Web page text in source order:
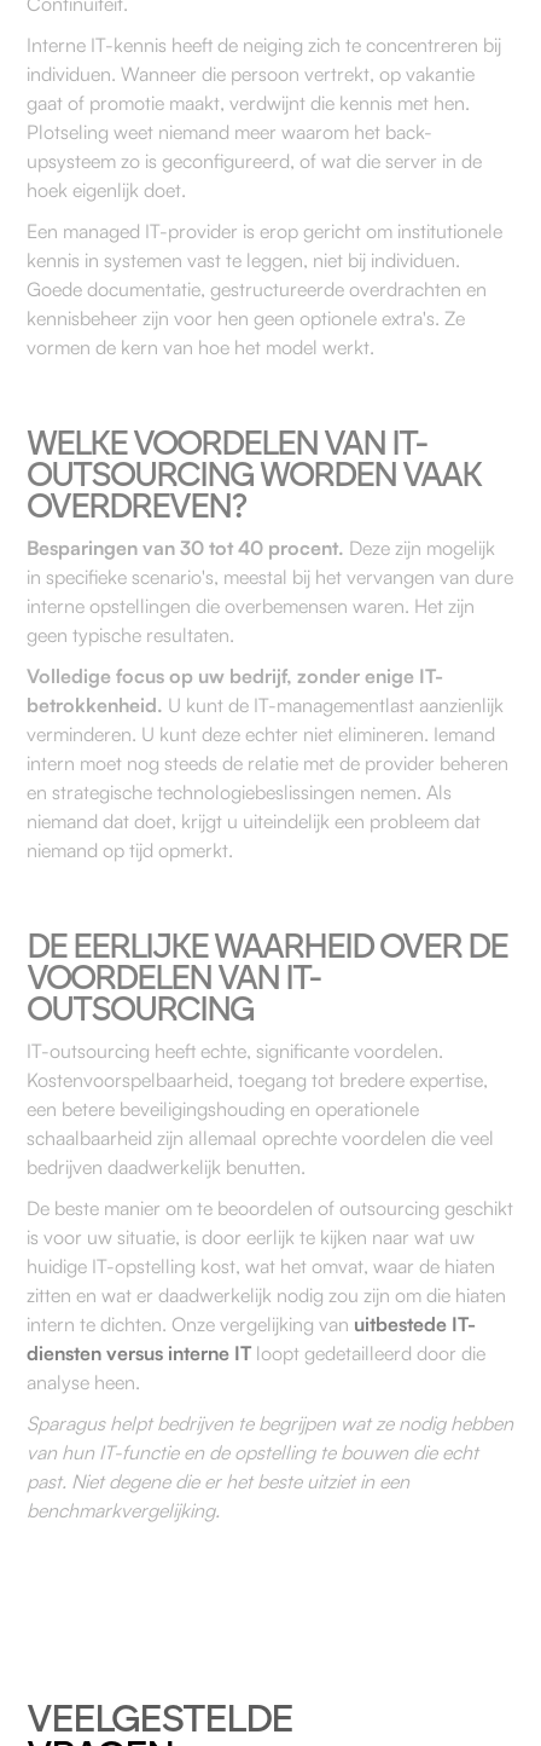
Interne IT-kennis heeft de neiging zich te concentreren bij
individuen. Wanneer die persoon vertrekt, op vakantie
gaat of promotie maakt, verdwijnt die kennis met hen.
Plotseling weet niemand meer waarom het back-
upsysteem zo is geconfigureerd, of wat die server in de
hoek eigenlijk doet.
Een managed IT-provider is erop gericht om institutionele
kennis in systemen vast te leggen, niet bij individuen.
Goede documentatie, gestructureerde overdrachten en
kennisbeheer zijn voor hen geen optionele extra's. Ze
vormen de kern van hoe het model werkt.
WELKE VOORDELEN VAN IT-
OUTSOURCING WORDEN VAAK
OVERDREVEN?
Besparingen van 30 tot 40 procent. Deze zijn mogelijk
in specifieke scenario's, meestal bij het vervangen van dure
interne opstellingen die overbemensen waren. Het zijn
geen typische resultaten.
Volledige focus op uw bedrijf, zonder enige IT-
betrokkenheid. U kunt de IT-managementlast aanzienlijk
verminderen. U kunt deze echter niet elimineren. Iemand
intern moet nog steeds de relatie met de provider beheren
en strategische technologiebeslissingen nemen. Als
niemand dat doet, krijgt u uiteindelijk een probleem dat
niemand op tijd opmerkt.
DE EERLIJKE WAARHEID OVER DE
VOORDELEN VAN IT-
OUTSOURCING
IT-outsourcing heeft echte, significante voordelen.
Kostenvoorspelbaarheid, toegang tot bredere expertise,
een betere beveiligingshouding en operationele
schaalbaarheid zijn allemaal oprechte voordelen die veel
bedrijven daadwerkelijk benutten.
De beste manier om te beoordelen of outsourcing geschikt
is voor uw situatie, is door eerlijk te kijken naar wat uw
huidige IT-opstelling kost, wat het omvat, waar de hiaten
zitten en wat er daadwerkelijk nodig zou zijn om die hiaten
intern te dichten. Onze vergelijking van uitbestede IT-
diensten versus interne IT loopt gedetailleerd door die
analyse heen.
Sparagus helpt bedrijven te begrijpen wat ze nodig hebben
van hun IT-functie en de opstelling te bouwen die echt
past. Niet degene die er het beste uitziet in een
benchmarkvergelijking.
VEELGESTELDE